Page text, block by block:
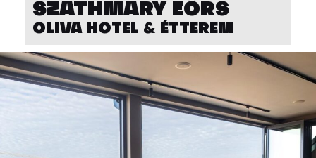
SZATHMÁRY EÖRS
OLIVA HOTEL & ÉTTEREM